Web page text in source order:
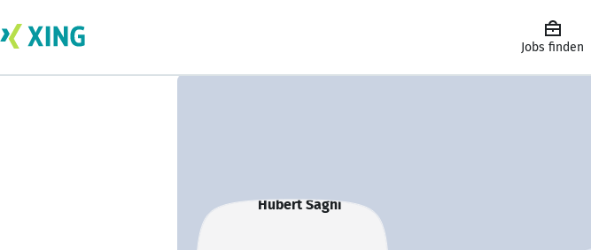
Jobs finden